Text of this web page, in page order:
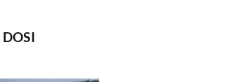
DOSI